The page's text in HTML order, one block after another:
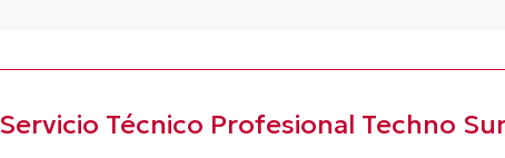
Servicio Técnico Profesional Techno